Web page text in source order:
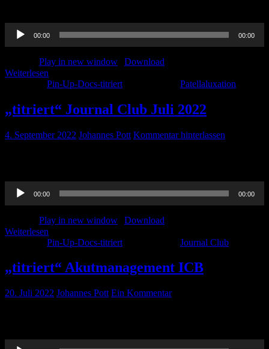
Audio-
Player
00:00 00:00
Play in new window
Download
Weiterlesen
Pin-Up-Docs-titriert Patellaluxation
„titriert“ Journal Club Juli 2022
4. September 2022 Johannes Pott Kommentar hinterlassen
Audio-
Player
00:00 00:00
Play in new window
Download
Weiterlesen
Pin-Up-Docs-titriert Journal Club
„titriert“ Akutmanagement ICB
20. Juli 2022 Johannes Pott Ein Kommentar
Audio-